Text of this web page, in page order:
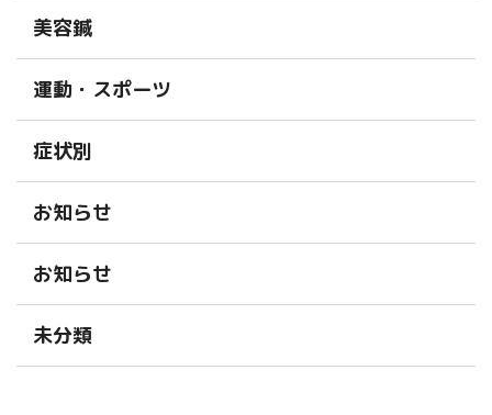
美容鍼
運動・スポーツ
症状別
お知らせ
お知らせ
未分類